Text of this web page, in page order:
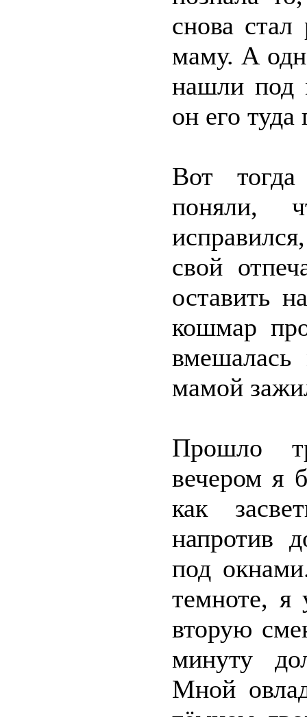
снова
маму. А
нашли под
он его
Вот
поняли,
свой
оставить
кошмар
мамой
Прошло
вечером я
как
напротив
под
темноте, я
вторую
минуту
Мной